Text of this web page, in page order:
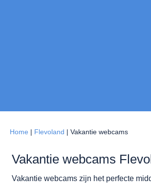
Home | Flevoland | Vakantie webcams
Vakantie webcams
Vakantie webcams zijn het perfecte